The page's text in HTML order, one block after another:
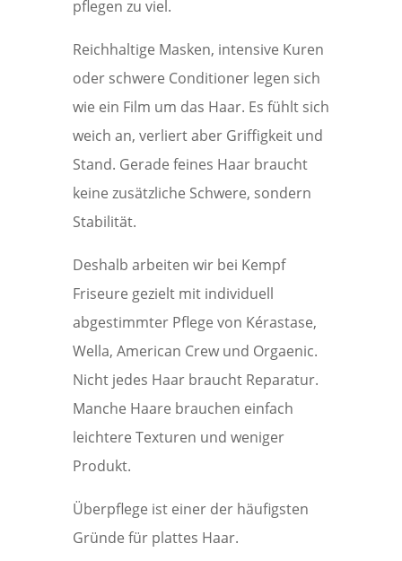
pflegen zu viel.
Reichhaltige Masken, intensive Kuren
oder schwere Conditioner legen sich
wie ein Film um das Haar. Es fühlt sich
weich an, verliert aber Griffigkeit und
Stand. Gerade feines Haar braucht
keine zusätzliche Schwere, sondern
Stabilität.
Deshalb arbeiten wir bei Kempf
Friseure gezielt mit individuell
abgestimmter Pflege von Kérastase,
Wella, American Crew und Orgaenic.
Nicht jedes Haar braucht Reparatur.
Manche Haare brauchen einfach
leichtere Texturen und weniger
Produkt.
Überpflege ist einer der häufigsten
Gründe für plattes Haar.